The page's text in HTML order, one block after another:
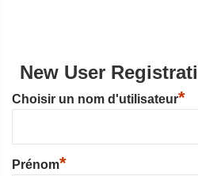
New User
Choisir un nom d'utilisateur*
Prénom*